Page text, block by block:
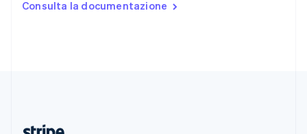
Consulta la documentazione
English Español简体中文